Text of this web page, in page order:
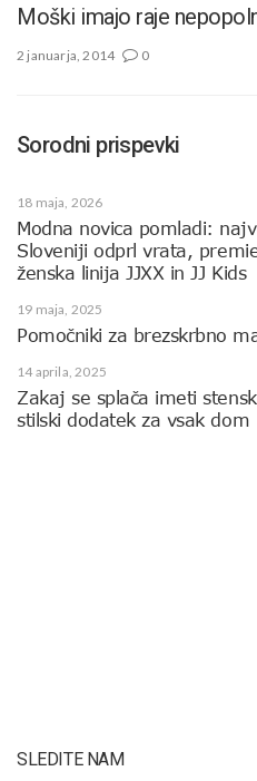
Moški imajo raje
2 januarja, 2014 0
Sorodni prispevki
18 maja, 2026
Modna novica pomladi:
Sloveniji odprl vrata,
ženska linija JJXX in JJ Kids
19 maja, 2025
Pomočniki za brezskrbno
14 aprila, 2025
Zakaj se splača imeti
stilski dodatek za vsak dom
SLEDITE NAM